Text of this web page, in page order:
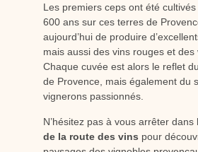
Les premiers ceps ont été
600 ans sur ces terres de
aujourd’hui de produire
mais aussi des vins rouges et des
Chaque cuvée est alors le reflet
de Provence, mais également du
vignerons passionnés.
N’hésitez pas à vous arrêter dans
de la route des vins pour